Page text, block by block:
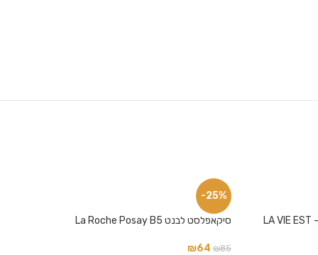
לנקום לה ויה בל קרם לחות מבושם לגוף – LA VIE EST
-25%
סיקאפלסט לבנט La Roche Posay B5
₪85
₪64